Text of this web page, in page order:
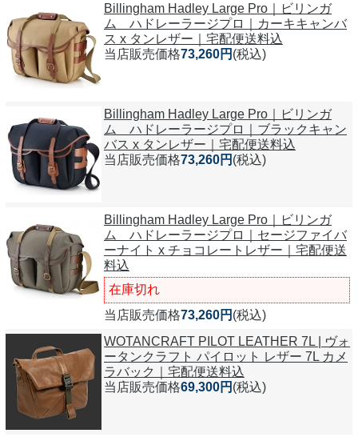
Billingham Hadley Large Pro｜ビリンガ
ム ハドレーラージプロ｜カーキキャンバ
ス x タンレザー｜宅配便送料込
当店販売価格73,260円 (税込)
Billingham Hadley Large Pro｜ビリンガ
ム ハドレーラージプロ｜ブラックキャン
バス x タンレザー｜宅配便送料込
当店販売価格73,260円 (税込)
Billingham Hadley Large Pro｜ビリンガ
ム ハドレーラージプロ｜セージファイバ
ーナイト x チョコレートレザー｜宅配便送
料込
在庫切れ
当店販売価格73,260円 (税込)
WOTANCRAFT PILOT LEATHER 7L | ヴォ
ータンクラフト パイロット レザー 7L カメ
ラバック｜宅配便送料込
当店販売価格69,300円 (税込)